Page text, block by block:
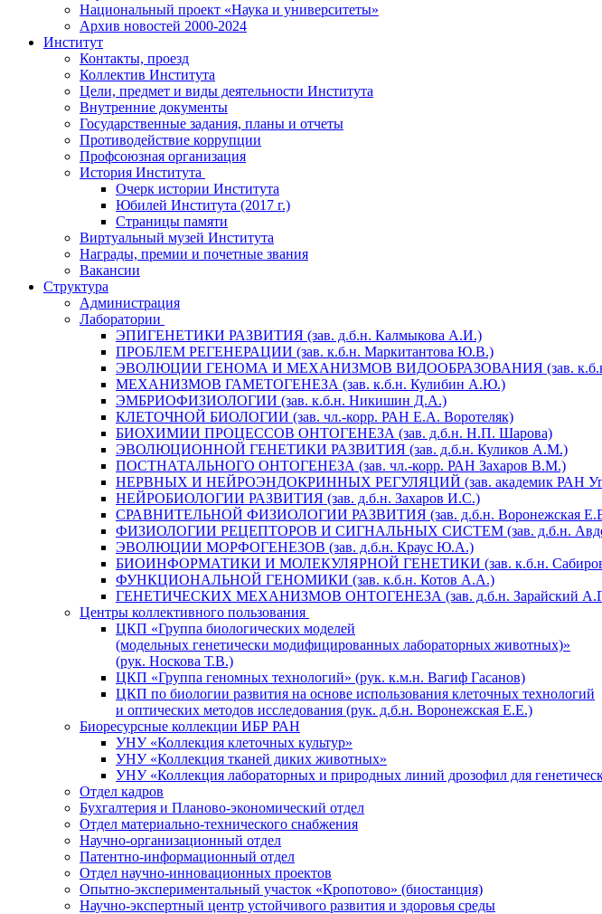
Национальный проект «Наука и университеты»
Архив новостей 2000-2024
Институт
Контакты, проезд
Коллектив Института
Цели, предмет и виды деятельности Института
Внутренние документы
Государственные задания, планы и отчеты
Противодействие коррупции
Профсоюзная организация
История Института
Очерк истории Института
Юбилей Института (2017 г.)
Страницы памяти
Виртуальный музей Института
Награды, премии и почетные звания
Вакансии
Структура
Администрация
Лаборатории
ЭПИГЕНЕТИКИ РАЗВИТИЯ (зав. д.б.н. Калмыкова А.И.)
ПРОБЛЕМ РЕГЕНЕРАЦИИ (зав. к.б.н. Маркитантова Ю.В.)
ЭВОЛЮЦИИ ГЕНОМА И МЕХАНИЗМОВ ВИДООБРАЗОВАНИЯ (зав. к.б.н.
МЕХАНИЗМОВ ГАМЕТОГЕНЕЗА (зав. к.б.н. Кулибин А.Ю.)
ЭМБРИОФИЗИОЛОГИИ (зав. к.б.н. Никишин Д.А.)
КЛЕТОЧНОЙ БИОЛОГИИ (зав. чл.-корр. РАН Е.А. Воротеляк)
БИОХИМИИ ПРОЦЕССОВ ОНТОГЕНЕЗА (зав. д.б.н. Н.П. Шарова)
ЭВОЛЮЦИОННОЙ ГЕНЕТИКИ РАЗВИТИЯ (зав. д.б.н. Куликов А.М.)
ПОСТНАТАЛЬНОГО ОНТОГЕНЕЗА (зав. чл.-корр. РАН Захаров В.М.)
НЕРВНЫХ И НЕЙРОЭНДОКРИННЫХ РЕГУЛЯЦИЙ (зав. академик РАН
НЕЙРОБИОЛОГИИ РАЗВИТИЯ (зав. д.б.н. Захаров И.С.)
СРАВНИТЕЛЬНОЙ ФИЗИОЛОГИИ РАЗВИТИЯ (зав. д.б.н. Воронежская
ФИЗИОЛОГИИ РЕЦЕПТОРОВ И СИГНАЛЬНЫХ СИСТЕМ (зав. д.б.н.
ЭВОЛЮЦИИ МОРФОГЕНЕЗОВ (зав. д.б.н. Краус Ю.А.)
БИОИНФОРМАТИКИ И МОЛЕКУЛЯРНОЙ ГЕНЕТИКИ (зав. к.б.н.
ФУНКЦИОНАЛЬНОЙ ГЕНОМИКИ (зав. к.б.н. Котов А.А.)
ГЕНЕТИЧЕСКИХ МЕХАНИЗМОВ ОНТОГЕНЕЗА (зав. д.б.н. Зарайский
Центры коллективного пользования
ЦКП «Группа биологических моделей
(модельных генетически модифицированных лабораторных животных)»
(рук. Носкова Т.В.)
ЦКП «Группа геномных технологий» (рук. к.м.н. Вагиф Гасанов)
ЦКП по биологии развития на основе использования клеточных технологий
и оптических методов исследования (рук. д.б.н. Воронежская Е.Е.)
Биоресурсные коллекции ИБР РАН
УНУ «Коллекция клеточных культур»
УНУ «Коллекция тканей диких животных»
УНУ «Коллекция лабораторных и природных линий дрозофил для
Отдел кадров
Бухгалтерия и Планово-экономический отдел
Отдел материально-технического снабжения
Научно-организационный отдел
Патентно-информационный отдел
Отдел научно-инновационных проектов
Опытно-экспериментальный участок «Кропотово» (биостанция)
Научно-экспертный центр устойчивого развития и здоровья среды